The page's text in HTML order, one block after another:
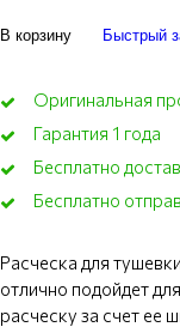
В корзину Быстрый
Оригинальная
Гарантия 1 года
Бесплатно
Бесплатно
Расческа для
отлично подойдет
расческу за счет